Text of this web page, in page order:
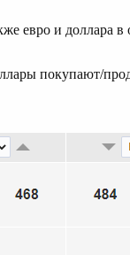
евро и доллара
покупают/